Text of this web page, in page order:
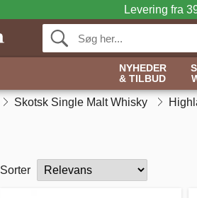
Levering fra
NYHEDER
& TILBUD
Skotsk Single Malt Whisky
Sorter